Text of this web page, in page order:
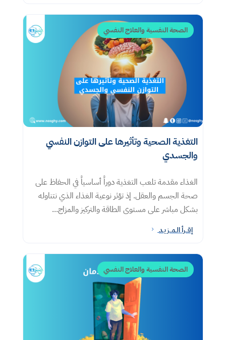
الصحة النفسية والعلاج النفسي
التغذية الصحية وتأثيرها على التوازن النفسي
والجسدي
الغذاء مقدمة تلعب التغذية دوراً أساسياً في الحفاظ على
صحة الجسم والعقل. إذ تؤثر نوعية الغذاء الذي نتناوله
بشكل مباشر على مستوى الطاقة والتركيز والمزاج...
إقــرأ الـمــزيـد 5
الصحة النفسية والعلاج النفسي